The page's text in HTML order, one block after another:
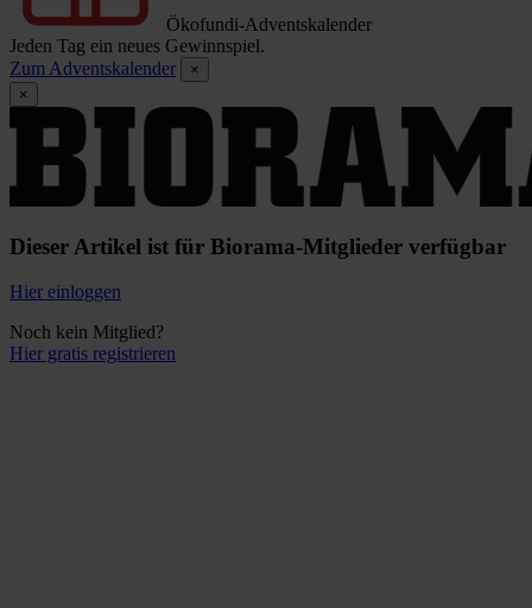
Ökofundi-Adventskalender
Jeden Tag ein neues Gewinnspiel.
Zum Adventskalender
×
×
Dieser Artikel ist für Biorama-Mitglieder verfügbar
Hier einloggen
Noch kein Mitglied?
Hier gratis registrieren